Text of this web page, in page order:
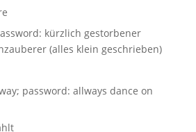
kürzlich gestorbener
(alles klein geschrieben)
password: allways dance on